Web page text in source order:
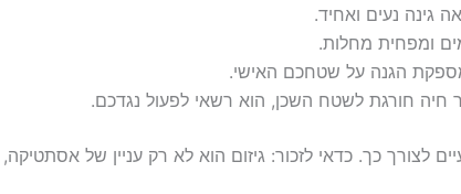
גינה נעים ואחיד.
ומפחית מחלות.
הגנה על שטחכם האישי.
חיה חורגת לשטח השכן, הוא רשאי לפעול נגדכם.
לצורך כך. כדאי לזכור: גיזום הוא לא רק עניין של אסתטיקה,